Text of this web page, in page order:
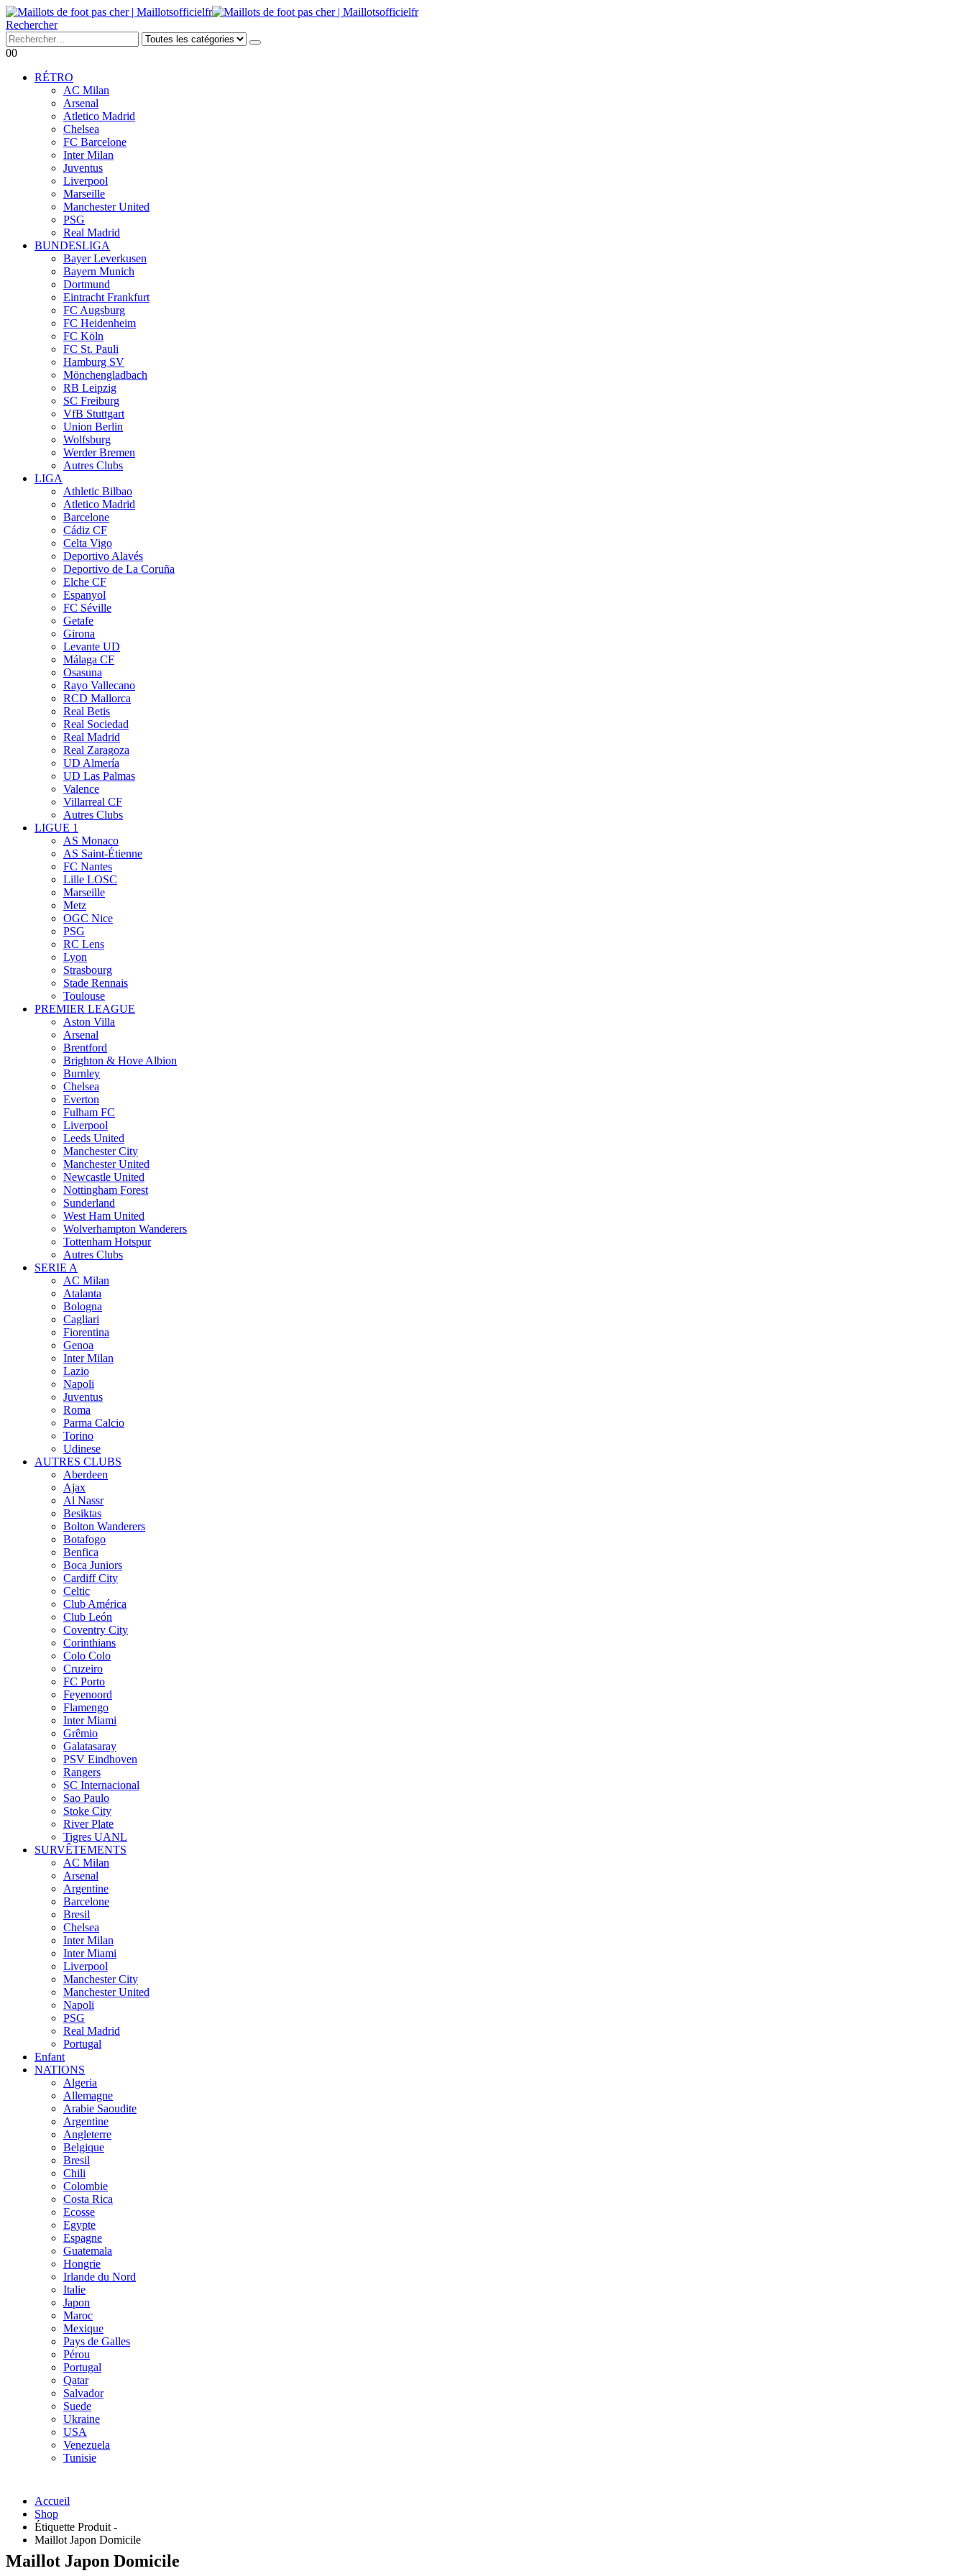
Rechercher
00
RÉTRO
AC Milan
Arsenal
Atletico Madrid
Chelsea
FC Barcelone
Inter Milan
Juventus
Liverpool
Marseille
Manchester United
PSG
Real Madrid
BUNDESLIGA
Bayer Leverkusen
Bayern Munich
Dortmund
Eintracht Frankfurt
FC Augsburg
FC Heidenheim
FC Köln
FC St. Pauli
Hamburg SV
Mönchengladbach
RB Leipzig
SC Freiburg
VfB Stuttgart
Union Berlin
Wolfsburg
Werder Bremen
Autres Clubs
LIGA
Athletic Bilbao
Atletico Madrid
Barcelone
Cádiz CF
Celta Vigo
Deportivo Alavés
Deportivo de La Coruña
Elche CF
Espanyol
FC Séville
Getafe
Girona
Levante UD
Málaga CF
Osasuna
Rayo Vallecano
RCD Mallorca
Real Betis
Real Sociedad
Real Madrid
Real Zaragoza
UD Almería
UD Las Palmas
Valence
Villarreal CF
Autres Clubs
LIGUE 1
AS Monaco
AS Saint-Étienne
FC Nantes
Lille LOSC
Marseille
Metz
OGC Nice
PSG
RC Lens
Lyon
Strasbourg
Stade Rennais
Toulouse
PREMIER LEAGUE
Aston Villa
Arsenal
Brentford
Brighton & Hove Albion
Burnley
Chelsea
Everton
Fulham FC
Liverpool
Leeds United
Manchester City
Manchester United
Newcastle United
Nottingham Forest
Sunderland
West Ham United
Wolverhampton Wanderers
Tottenham Hotspur
Autres Clubs
SERIE A
AC Milan
Atalanta
Bologna
Cagliari
Fiorentina
Genoa
Inter Milan
Lazio
Napoli
Juventus
Roma
Parma Calcio
Torino
Udinese
AUTRES CLUBS
Aberdeen
Ajax
Al Nassr
Besiktas
Bolton Wanderers
Botafogo
Benfica
Boca Juniors
Cardiff City
Celtic
Club América
Club León
Coventry City
Corinthians
Colo Colo
Cruzeiro
FC Porto
Feyenoord
Flamengo
Inter Miami
Grêmio
Galatasaray
PSV Eindhoven
Rangers
SC Internacional
Sao Paulo
Stoke City
River Plate
Tigres UANL
SURVÊTEMENTS
AC Milan
Arsenal
Argentine
Barcelone
Bresil
Chelsea
Inter Milan
Inter Miami
Liverpool
Manchester City
Manchester United
Napoli
PSG
Real Madrid
Portugal
Enfant
NATIONS
Algeria
Allemagne
Arabie Saoudite
Argentine
Angleterre
Belgique
Bresil
Chili
Colombie
Costa Rica
Ecosse
Egypte
Espagne
Guatemala
Hongrie
Irlande du Nord
Italie
Japon
Maroc
Mexique
Pays de Galles
Pérou
Portugal
Qatar
Salvador
Suede
Ukraine
USA
Venezuela
Tunisie
Accueil
Shop
Étiquette Produit -
Maillot Japon Domicile
Maillot Japon Domicile